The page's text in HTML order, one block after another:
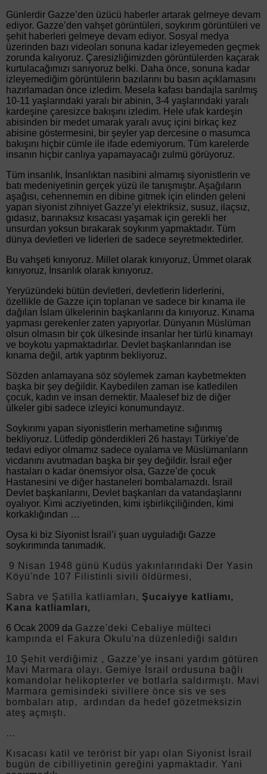
Günlerdir Gazze’den üzücü haberler artarak gelmeye devam
ediyor. Gazze’den vahşet görüntüleri, soykırım görüntüleri ve
şehit haberleri gelmeye devam ediyor. Sosyal medya
üzerinden bazı videoları sonuna kadar izleyemeden geçmek
zorunda kalıyoruz. Çaresizliğimizden görüntülerden kaçarak
kurtulacağımızı sanıyoruz belki. Daha önce, sonuna kadar
izleyemediğim görüntülerin bazılarını bu basın açıklamasını
hazırlamadan önce izledim. Mesela kafası bandajla sarılmış
10-11 yaşlarındaki yaralı bir abinin, 3-4 yaşlarındaki yaralı
kardeşine çaresizce bakışını izledim. Hele ufak kardeşin
abisinden bir medet umarak yaralı avuç içini birkaç kez
abisine göstermesini, bir şeyler yap dercesine o masumca
bakışını hiçbir cümle ile ifade edemiyorum. Tüm karelerde
insanın hiçbir canlıya yapamayacağı zulmü görüyoruz.
Tüm insanlık, İnsanlıktan nasibini almamış siyonistlerin ve
batı medeniyetinin gerçek yüzü ile tanışmıştır. Aşağıların
aşağısı, cehennemin en dibine gitmek için elinden geleni
yapan siyonist zihniyet Gazze’yi elektriksiz, susuz, ilaçsız,
gıdasız, barınaksız kısacası yaşamak için gerekli her
unsurdan yoksun bırakarak soykırım yapmaktadır. Tüm
dünya devletleri ve liderleri de sadece seyretmektedirler.
Bu vahşeti kınıyoruz. Millet olarak kınıyoruz, Ümmet olarak
kınıyoruz, İnsanlık olarak kınıyoruz.
Yeryüzündeki bütün devletleri, devletlerin liderlerini,
özellikle de Gazze için toplanan ve sadece bir kınama ile
dağılan İslam ülkelerinin başkanlarını da kınıyoruz. Kınama
yapması gerekenler zaten yapıyorlar. Dünyanın Müslüman
olsun olmasın bir çok ülkesinde insanlar her türlü kınamayı
ve boykotu yapmaktadırlar. Devlet başkanlarından ise
kınama değil, artık yaptırım bekliyoruz.
Sözden anlamayana söz söylemek zaman kaybetmekten
başka bir şey değildir. Kaybedilen zaman ise katledilen
çocuk, kadın ve insan demektir. Maalesef biz de diğer
ülkeler gibi sadece izleyici konumundayız.
Soykırımı yapan siyonistlerin merhametine sığınmış
bekliyoruz. Lütfedip gönderdikleri 26 hastayı Türkiye’de
tedavi ediyor olmamız sadece oyalama ve Müslümanların
vicdanını avutmadan başka bir şey değildir. İsrail eğer
hastaları o kadar önemsiyor olsa, Gazze’de çocuk
Hastanesini ve diğer hastaneleri bombalamazdı. İsrail
Devlet başkanlarını, Devlet başkanları da vatandaşlarını
oyalıyor. Kimi acziyetinden, kimi işbirlikçiliğinden, kimi
korkaklığından …
Oysa ki biz Siyonist İsrail’i şuan uyguladığı Gazze
soykırımında tanımadık.
9 Nisan 1948 günü Kudüs yakınlarındaki Der Yasin
Köyü'nde 107 Filistinli sivili öldürmesi,
Sabra ve Şatilla katliamları, Şucaiyye katliamı,
Kana katliamları,
6 Ocak 2009 da Gazze'deki Cebaliye mülteci
kampında el Fakura Okulu'na düzenlediği saldırı
10 Şehit verdiğimiz , Gazze’ye insani yardım götüren
Mavi Marmara olayı. Gemiye İsrail ordusuna bağlı
komandolar helikopterler ve botlarla saldırmıştı. Mavi
Marmara gemisindeki sivillere önce sis ve ses
bombaları atıp, ardından da hedef gözetmeksizin
ateş açmıştı.
…
Kısacası katil ve terörist bir yapı olan Siyonist İsrail
bugün de cibilliyetinin gereğini yapmaktadır. Yani